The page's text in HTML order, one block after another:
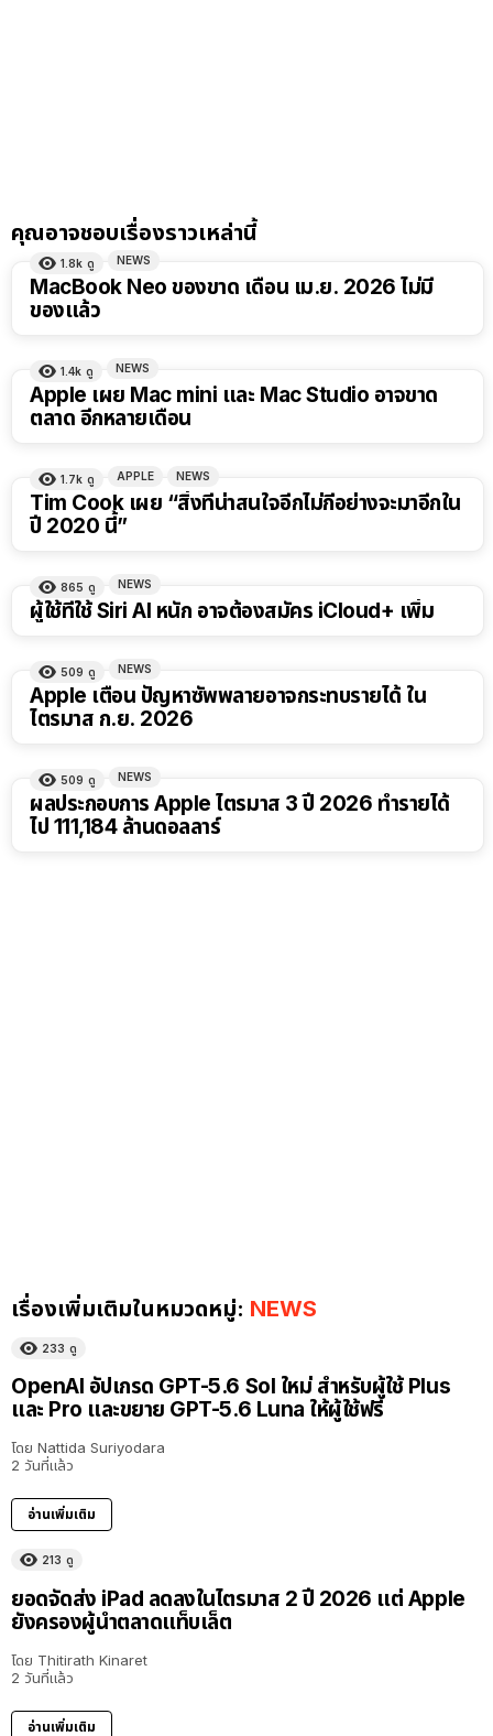
คุณอาจชอบเรื่องราวเหล่านี้
1.8k ดู NEWS
MacBook Neo ของขาด เดือน เม.ย. 2026 ไม่มี
ของแล้ว
1.4k ดู NEWS
Apple เผย Mac mini และ Mac Studio อาจขาด
ตลาด อีกหลายเดือน
1.7k ดู APPLE NEWS
Tim Cook เผย “สิ่งที่น่าสนใจอีกไม่กี่อย่างจะมาอีกใน
ปี 2020 นี้”
865 ดู NEWS
ผู้ใช้ที่ใช้ Siri AI หนัก อาจต้องสมัคร iCloud+ เพิ่ม
509 ดู NEWS
Apple เตือน ปัญหาซัพพลายอาจกระทบรายได้ ใน
ไตรมาส ก.ย. 2026
509 ดู NEWS
ผลประกอบการ Apple ไตรมาส 3 ปี 2026 ทำรายได้
ไป 111,184 ล้านดอลลาร์
เรื่องเพิ่มเติมในหมวดหมู่: NEWS
233 ดู
OpenAI อัปเกรด GPT-5.6 Sol ใหม่ สำหรับผู้ใช้ Plus
และ Pro และขยาย GPT-5.6 Luna ให้ผู้ใช้ฟรี
โดย Nattida Suriyodara
2 วันที่แล้ว
อ่านเพิ่มเติม
213 ดู
ยอดจัดส่ง iPad ลดลงในไตรมาส 2 ปี 2026 แต่ Apple
ยังครองผู้นำตลาดแท็บเล็ต
โดย Thitirath Kinaret
2 วันที่แล้ว
อ่านเพิ่มเติม